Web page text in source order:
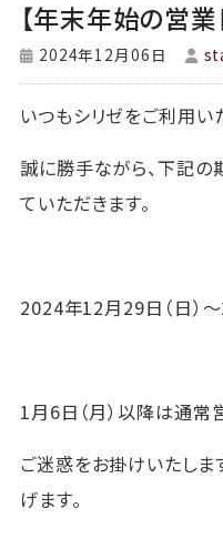
【年末年始の営業
2024年12月06日
いつもシリゼをご利用い
誠に勝手ながら、下記
ていただきます。
2024年12月29日（日）
1月6日（月）以降は通常
ご迷惑をお掛けいたしま
げます。